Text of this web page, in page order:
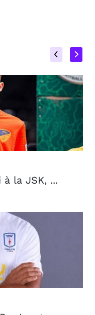
la JSK, ...